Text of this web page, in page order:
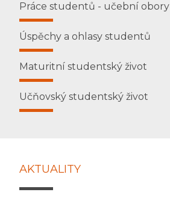
Práce studentů - učební obory
Úspěchy a ohlasy studentů
Maturitní studentský život
Učňovský studentský život
AKTUALITY